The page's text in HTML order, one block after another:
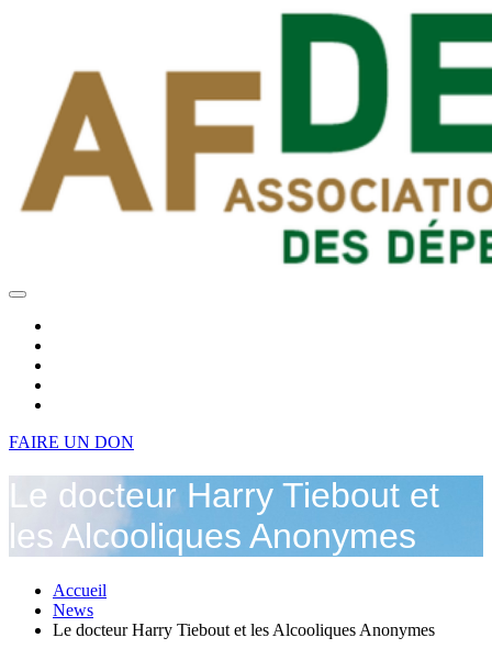
FAIRE UN DON
Le docteur Harry Tiebout et
les Alcooliques Anonymes
Accueil
News
Le docteur Harry Tiebout et les Alcooliques Anonymes